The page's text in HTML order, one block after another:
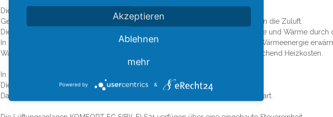
Die Luftströme im Wärmetauscher sind vollständig getrennt.
Gerüche und Verschmutzungen aus der Abluft gelangen auf diese Weise nicht in die Zuluft.
Die Wärmerückgewinnung basiert auf der Übertragung der Wärme oder Feuchte und Wärme durch
In der kalten Jahreszeit wird die Außenluft im Wärmetauscher durch die Abluft-Wärmeenergie
Wärmerückgewinnung reduziert Lüftungswärmeverluste und spart dementsprechend Heizkosten.
In der warmen Jahreszeit erfolgt der Prozess umgekehrt.
Die warme Außenluft wird im Wärmetauscher durch die kühle Abluft abgekühlt.
Dadurch wird die Betriebsbelastung für Klimaanlagen reduziert und Strom gespart.
Akzeptieren
Ablehnen
mehr
Powered by &